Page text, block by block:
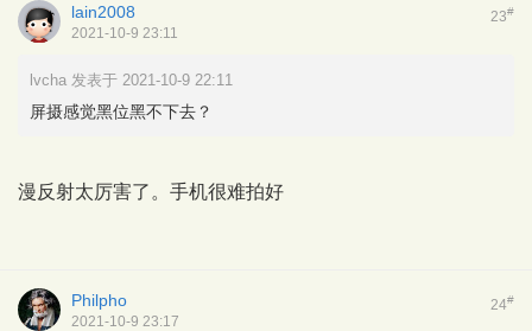
23#
lain2008
2021-10-9 23:11
lvcha 发表于 2021-10-9 22:11
屏摄感觉黑位黑不下去？
漫反射太厉害了。手机很难拍好
24#
Philpho
2021-10-9 23:17